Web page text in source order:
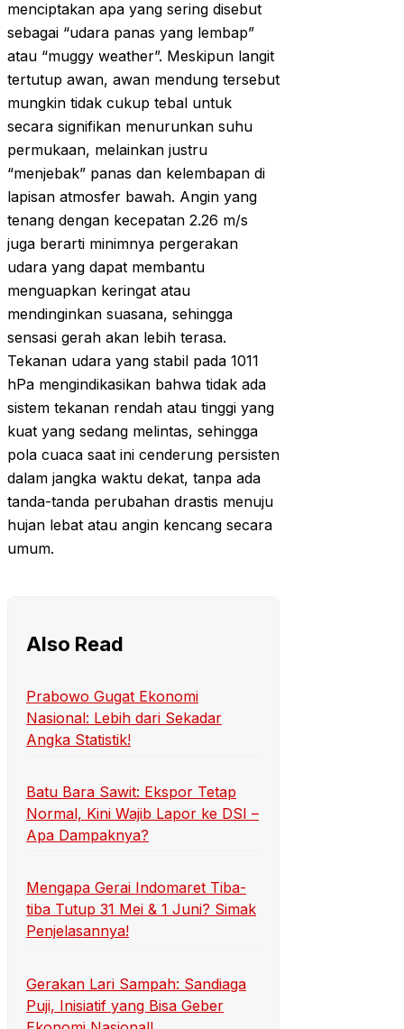
menciptakan apa yang sering disebut
sebagai “udara panas yang lembap”
atau “muggy weather”. Meskipun langit
tertutup awan, awan mendung tersebut
mungkin tidak cukup tebal untuk
secara signifikan menurunkan suhu
permukaan, melainkan justru
“menjebak” panas dan kelembapan di
lapisan atmosfer bawah. Angin yang
tenang dengan kecepatan 2.26 m/s
juga berarti minimnya pergerakan
udara yang dapat membantu
menguapkan keringat atau
mendinginkan suasana, sehingga
sensasi gerah akan lebih terasa.
Tekanan udara yang stabil pada 1011
hPa mengindikasikan bahwa tidak ada
sistem tekanan rendah atau tinggi yang
kuat yang sedang melintas, sehingga
pola cuaca saat ini cenderung persisten
dalam jangka waktu dekat, tanpa ada
tanda-tanda perubahan drastis menuju
hujan lebat atau angin kencang secara
umum.
Also Read
Prabowo Gugat Ekonomi
Nasional: Lebih dari Sekadar
Angka Statistik!
Batu Bara Sawit: Ekspor Tetap
Normal, Kini Wajib Lapor ke DSI –
Apa Dampaknya?
Mengapa Gerai Indomaret Tiba-
tiba Tutup 31 Mei & 1 Juni? Simak
Penjelasannya!
Gerakan Lari Sampah: Sandiaga
Puji, Inisiatif yang Bisa Geber